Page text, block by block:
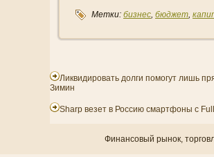
Метки: бизнес, бюджет,
Ликвидировать долги помогут лишь
Зимин
Sharp везет в Россию смартфоны с
Финансовый рынок,